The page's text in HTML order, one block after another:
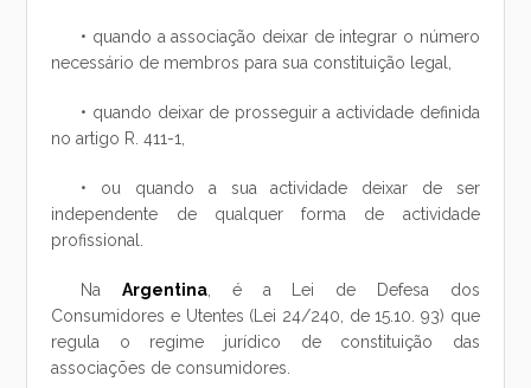
• quando a associação deixar de integrar o número
necessário de membros para sua constituição legal,
• quando deixar de prosseguir a actividade definida
no artigo R. 411-1,
• ou quando a sua actividade deixar de ser
independente de qualquer forma de actividade
profissional.
NaArgentina , é a Lei de Defesa dos
Consumidores e Utentes (Lei 24/240, de 15.10. 93) que
regula o regime jurídico de constituição das
associações de consumidores.